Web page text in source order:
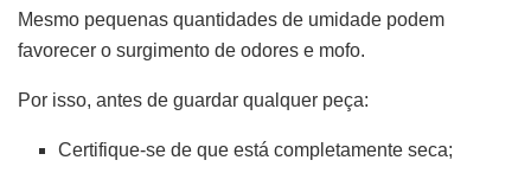
Mesmo pequenas quantidades de umidade podem
favorecer o surgimento de odores e mofo.
Por isso, antes de guardar qualquer peça:
Certifique-se de que está completamente seca;